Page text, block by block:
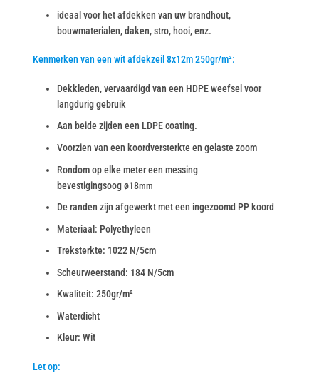
ideaal voor het afdekken van uw brandhout,
bouwmaterialen, daken, stro, hooi, enz.
Kenmerken van een wit afdekzeil 8x12m 250gr/m²:
Dekkleden, vervaardigd van een HDPE weefsel voor
langdurig gebruik
Aan beide zijden een LDPE coating.
Voorzien van een koordversterkte en gelaste zoom
Rondom op elke meter een messing
bevestigingsoog ø18mm
De randen zijn afgewerkt met een ingezoomd PP koord
Materiaal: Polyethyleen
Treksterkte: 1022 N/5cm
Scheurweerstand: 184 N/5cm
Kwaliteit: 250gr/m²
Waterdicht
Kleur: Wit
Let op: